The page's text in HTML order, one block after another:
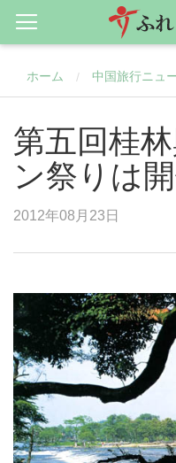
ホーム / 中国旅行ニュ
第五回桂
ン祭りは
2012年08月23日